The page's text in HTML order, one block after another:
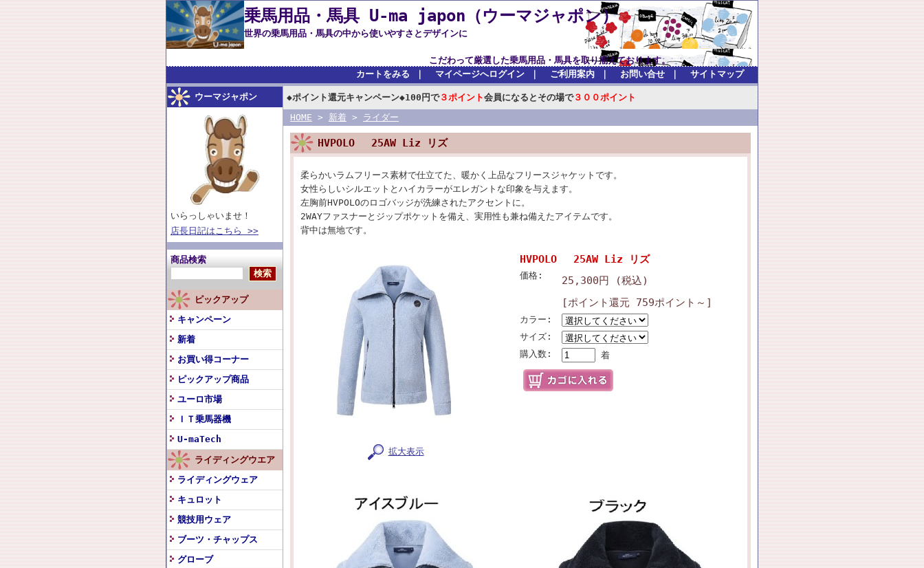
乗馬用品・馬具 U-ma japon（ウーマジャポン）
世界の乗馬用品・馬具の中から使いやすさとデザインに
こだわって厳選した乗馬用品・馬具を取り揃えております。
カートをみる
マイページへログイン ご利用案内 お問い合せ サイトマップ
ウーマジャポン
いらっしゃいませ！
店長日記はこちら >>
商品検索
ピックアップ
キャンペーン
新着
お買い得コーナー
ピックアップ商品
ユーロ市場
ＩＴ乗馬器機
U-maTech
ライディングウエア
ライディングウェア
キュロット
競技用ウェア
ブーツ・チャップス
グローブ
◆ポイント還元キャンペーン◆100円で３ポイント会員になるとその場で３００ポイント
HOME > 新着 > ライダー
HVPOLO 25AW Liz リズ
柔らかいラムフリース素材で仕立てた、暖かく上品なフリースジャケットです。
女性らしいシルエットとハイカラーがエレガントな印象を与えます。
左胸前HVPOLOのロゴバッジが洗練されたアクセントに。
2WAYファスナーとジップポケットを備え、実用性も兼ね備えたアイテムです。
背中は無地です。
拡大表示
HVPOLO 25AW Liz リズ
価格:
25,300円 (税込)
[ポイント還元 759ポイント～]
カラー:
サイズ:
購入数:
着